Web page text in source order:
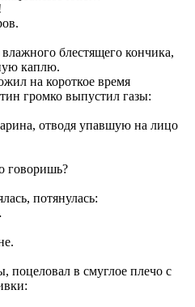
блестящего кончика,
каплю.
на короткое время
громко выпустил газы:
отводя упавшую на лицо
говоришь?
потянулась:
поцеловал в смуглое плечо с